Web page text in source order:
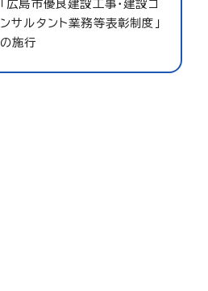
「広島市優良建設工事・建設コ
ンサルタント業務等表彰制度」
の施行